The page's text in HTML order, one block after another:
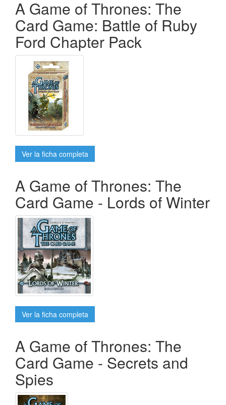
A Game of Thrones: The
Card Game: Battle of Ruby
Ford Chapter Pack
Ver la ficha completa
A Game of Thrones: The
Card Game - Lords of Winter
Ver la ficha completa
A Game of Thrones: The
Card Game - Secrets and
Spies